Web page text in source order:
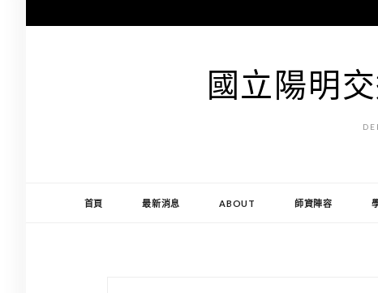
至
國立陽明
首頁 最新消息 ABOUT 師資陣容